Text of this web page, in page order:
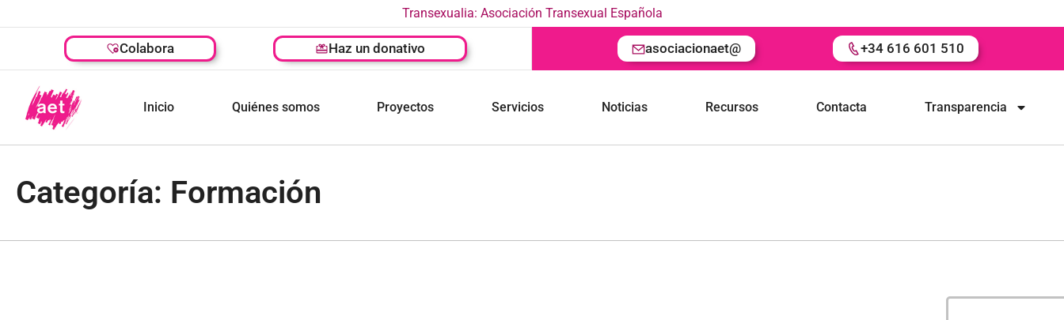
Transexualia: Asociación Transexual Española
Inicio Quiénes somos Proyectos Servicios Noticias Recursos Contacta Transparencia
Colabora Haz un donativo asociacionaet@ +34 616 601 510
Categoría: Formación